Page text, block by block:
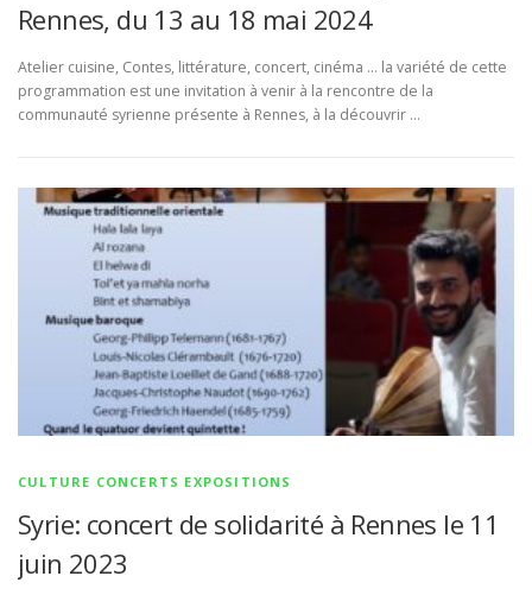
Rennes, du 13 au 18 mai 2024
Atelier cuisine, Contes, littérature, concert, cinéma … la variété de cette
programmation est une invitation à venir à la rencontre de la
communauté syrienne présente à Rennes, à la découvrir …
CULTURE CONCERTS EXPOSITIONS
Syrie: concert de solidarité à Rennes le 11
juin 2023